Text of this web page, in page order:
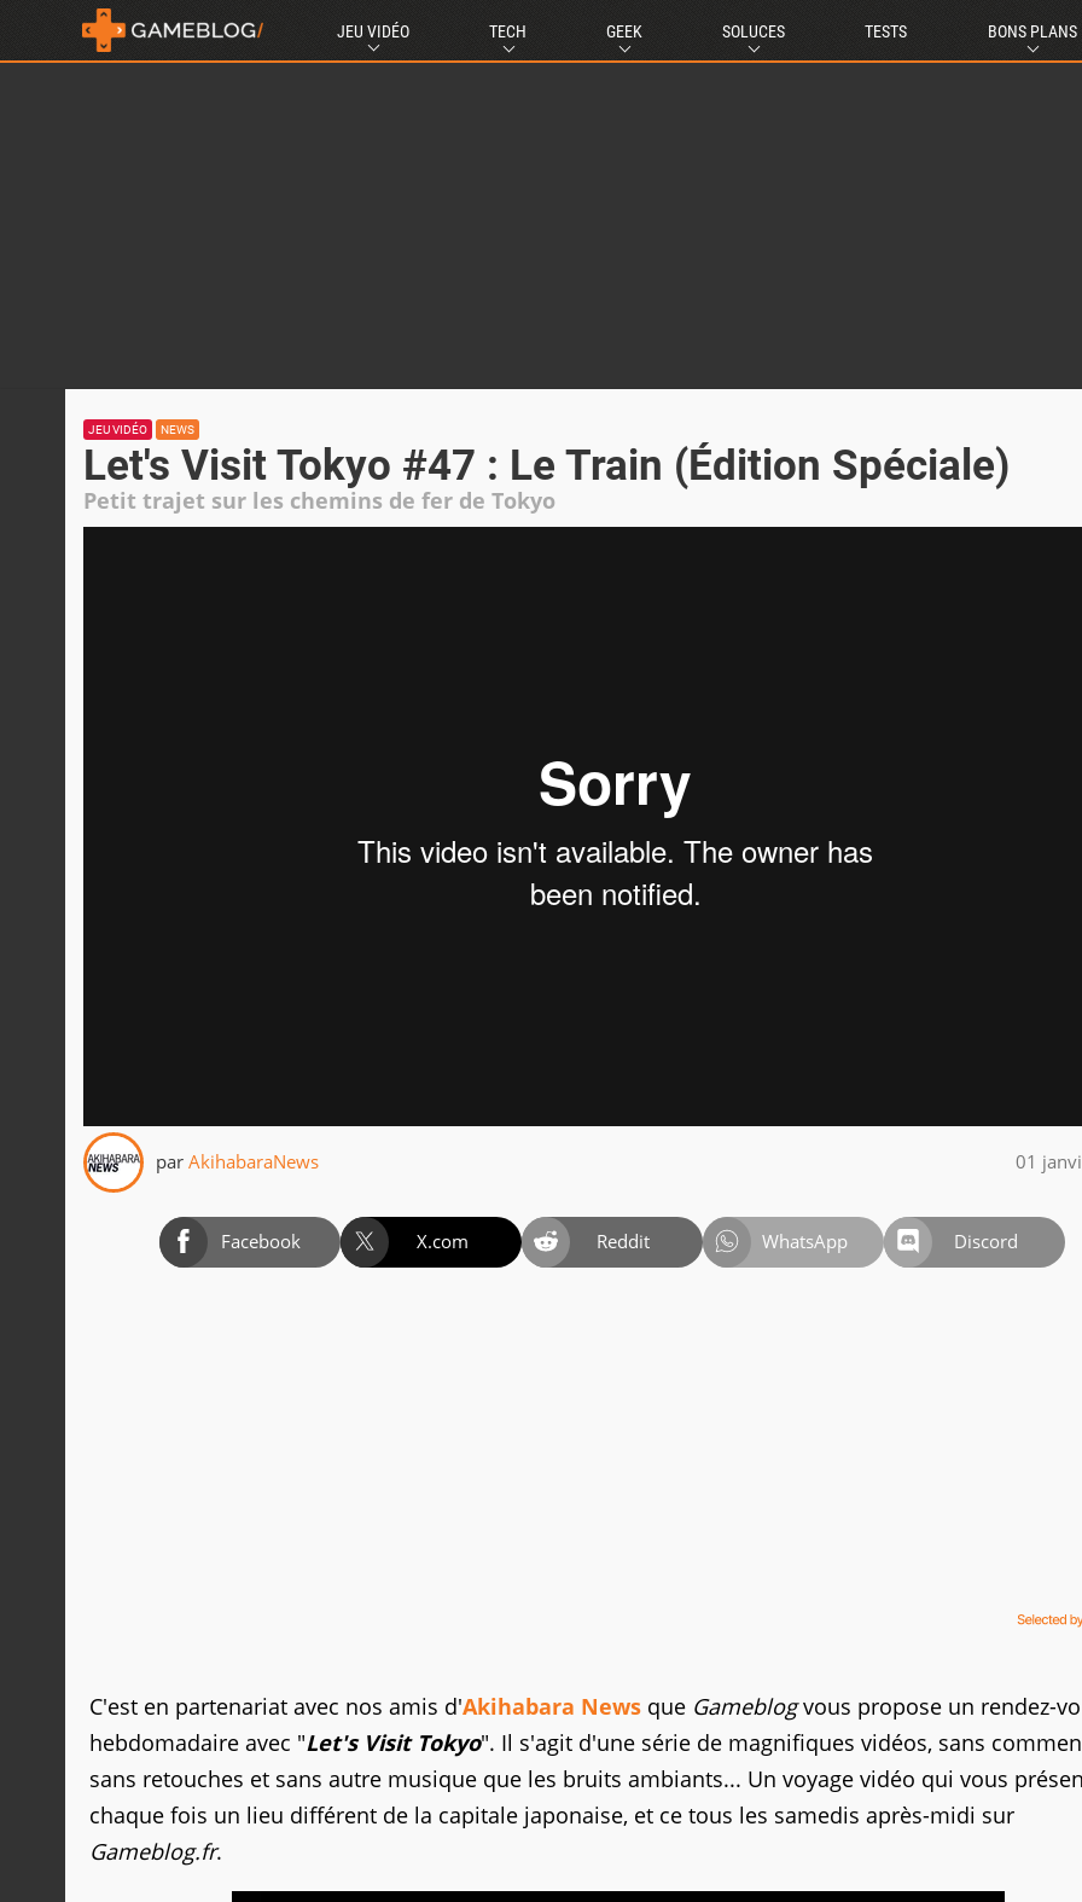
JEU VIDÉO TECH GEEK SOLUCES TESTS BONS PLANS
JEU VIDÉO NEWS
Let's Visit Tokyo #47 : Le Train (Édition Spéciale)
Petit trajet sur les chemins de fer de Tokyo
par AkihabaraNews 01
Facebook X.com Reddit WhatsApp Discord
C'est en partenariat avec nos amis d'Akihabara News que Gameblogvous propose un rendez-
hebdomadaire avec "Let's Visit Tokyo". Il s'agit d'une série de magnifiques vidéos, sans
sans retouches et sans autre musique que les bruits ambiants... Un voyage vidéo qui vous
chaque fois un lieu différent de la capitale japonaise, et ce tous les samedis après-midi sur
Gameblog.fr.